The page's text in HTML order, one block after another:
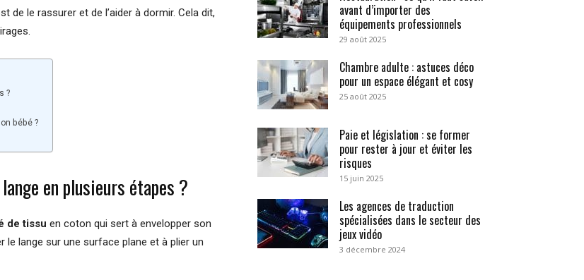
de le rassurer et de l’aider à dormir. Cela dit,
?
bébé ?
en plusieurs étapes ?
de tissu en coton qui sert à envelopper son
lange sur une surface plane et à plier un
avant d’importer des
équipements professionnels
29 août 2025
Chambre adulte : astuces déco
pour un espace élégant et cosy
25 août 2025
Paie et législation : se former
pour rester à jour et éviter les
risques
15 juin 2025
Les agences de traduction
spécialisées dans le secteur des
jeux vidéo
3 décembre 2024